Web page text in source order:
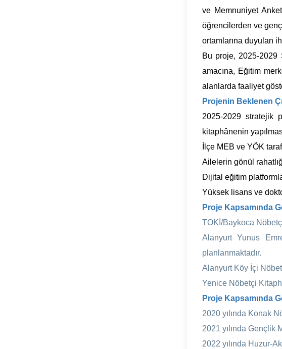
ve Memnuniyet
öğrencilerden ve
ortamlarına duyulan
Bu proje, 2025-2029
amacına, Eğitim
alanlarda faaliyet
Projenin Beklenen
2025-2029 stratejik
kitaphânenin
İlçe MEB ve YÖK
Ailelerin gönül
Dijital eğitim
Yüksek lisans ve
Proje Kapsamında
TOKİ/Baykoca
Alanyurt Yunus
planlanmaktadır.
Alanyurt Köy İçi
Yenice Nöbetçi
Proje Kapsamında
2020 yılında Konak
2021 yılında Gençlik
2022 yılında Huzur-